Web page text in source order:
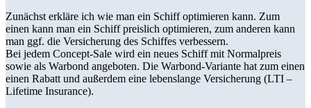
Zunächst erkläre ich wie man ein Schiff optimieren kann. Zum
einen kann man ein Schiff preislich optimieren, zum anderen kann
man ggf. die Versicherung des Schiffes verbessern.
Bei jedem Concept-Sale wird ein neues Schiff mit Normalpreis
sowie als Warbond angeboten. Die Warbond-Variante hat zum einen
einen Rabatt und außerdem eine lebenslange Versicherung (LTI –
Lifetime Insurance).